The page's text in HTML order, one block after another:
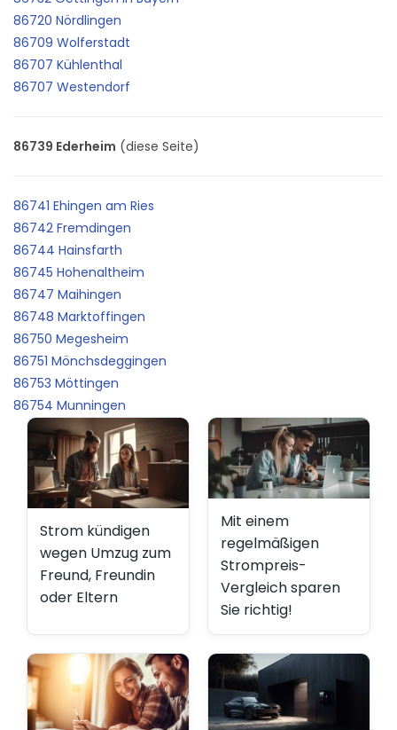
86720 Nördlingen
86709 Wolferstadt
86707 Kühlenthal
86707 Westendorf
86739 Ederheim (diese Seite)
86741 Ehingen am Ries
86742 Fremdingen
86744 Hainsfarth
86745 Hohenaltheim
86747 Maihingen
86748 Marktoffingen
86750 Megesheim
86751 Mönchsdeggingen
86753 Möttingen
86754 Munningen
Strom kündigen
wegen Umzug zum
Freund, Freundin
oder Eltern
Mit einem
regelmäßigen
Strompreis-
Vergleich sparen
Sie richtig!